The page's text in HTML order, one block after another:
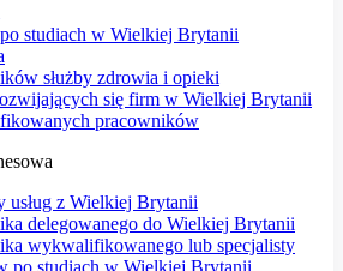
studiach w Wielkiej Brytanii
służby zdrowia i opieki
się firm w Wielkiej Brytanii
pracowników
usług z Wielkiej Brytanii
delegowanego do Wielkiej Brytanii
wykwalifikowanego lub specjalisty
po studiach w Wielkiej Brytanii